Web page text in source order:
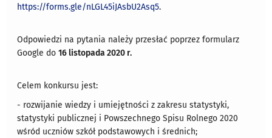
https://forms.gle/nLGL45iJAsbU2Asq5.
Odpowiedzi na pytania należy przesłać poprzez formularz
Google do16 listopada 2020 r.
Celem konkursu jest:
- rozwijanie wiedzy i umiejętności z zakresu statystyki,
statystyki publicznej i Powszechnego Spisu Rolnego 2020
wśród uczniów szkół podstawowych i średnich;